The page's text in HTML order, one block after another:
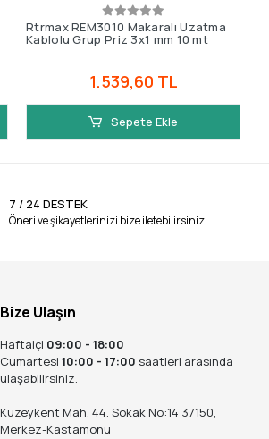
Rtrmax REM3010 Makaralı Uzatma
Kablolu Grup Priz 3x1 mm 10 mt
1.539,60 TL
Sepete Ekle
7 / 24 DESTEK
Öneri ve şikayetlerinizi bize iletebilirsiniz.
Bize Ulaşın
Haftaiçi 09:00 - 18:00
Cumartesi10:00 - 17:00 saatleri arasında
ulaşabilirsiniz.
Kuzeykent Mah. 44. Sokak No:14 37150,
Merkez-Kastamonu